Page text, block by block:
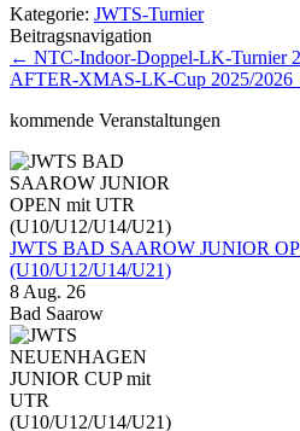
Kategorie: JWTS-Turnier
Beitragsnavigation
← NTC-Indoor-Doppel-LK-Turnier
AFTER-XMAS-LK-Cup 2025/2026
kommende Veranstaltungen
JWTS BAD SAAROW JUNIOR
(U10/U12/U14/U21)
8 Aug. 26
Bad Saarow